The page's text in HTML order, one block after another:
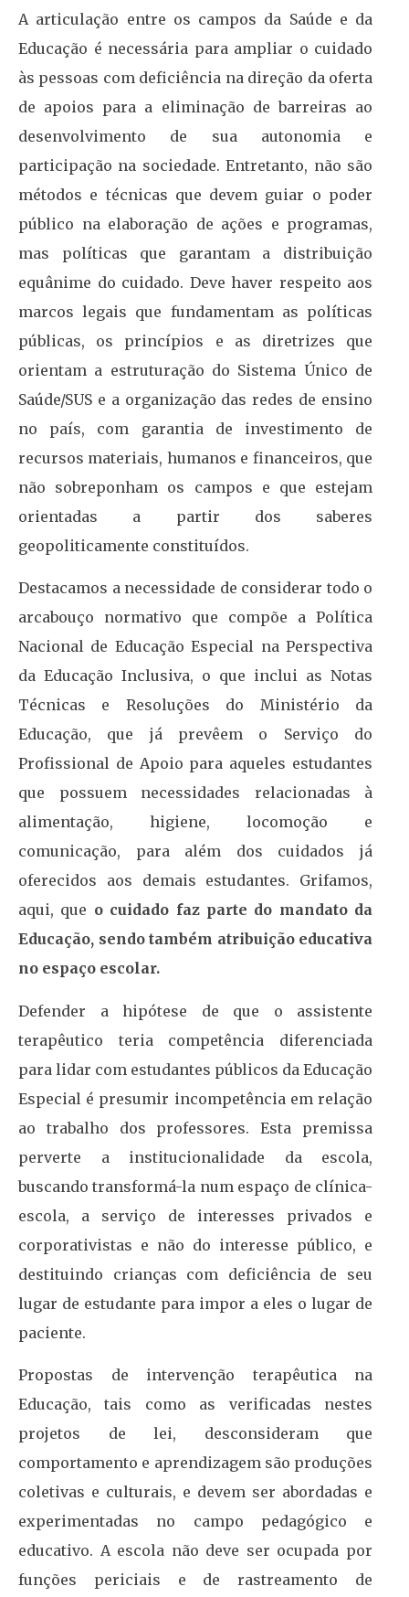
A articulação entre os campos da Saúde e da
Educação é necessária para ampliar o cuidado
às pessoas com deficiência na direção da oferta
de apoios para a eliminação de barreiras ao
desenvolvimento de sua autonomia e
participação na sociedade. Entretanto, não são
métodos e técnicas que devem guiar o poder
público na elaboração de ações e programas,
mas políticas que garantam a distribuição
equânime do cuidado. Deve haver respeito aos
marcos legais que fundamentam as políticas
públicas, os princípios e as diretrizes que
orientam a estruturação do Sistema Único de
Saúde/SUS e a organização das redes de ensino
no país, com garantia de investimento de
recursos materiais, humanos e financeiros, que
não sobreponham os campos e que estejam
orientadas a partir dos saberes
geopoliticamente constituídos.
Destacamos a necessidade de considerar todo o
arcabouço normativo que compõe a Política
Nacional de Educação Especial na Perspectiva
da Educação Inclusiva, o que inclui as Notas
Técnicas e Resoluções do Ministério da
Educação, que já prevêem o Serviço do
Profissional de Apoio para aqueles estudantes
que possuem necessidades relacionadas à
alimentação, higiene, locomoção e
comunicação, para além dos cuidados já
oferecidos aos demais estudantes. Grifamos,
aqui, que o cuidado faz parte do mandato da
Educação, sendo também atribuição educativa
no espaço escolar.
Defender a hipótese de que o assistente
terapêutico teria competência diferenciada
para lidar com estudantes públicos da Educação
Especial é presumir incompetência em relação
ao trabalho dos professores. Esta premissa
perverte a institucionalidade da escola,
buscando transformá-la num espaço de clínica-
escola, a serviço de interesses privados e
corporativistas e não do interesse público, e
destituindo crianças com deficiência de seu
lugar de estudante para impor a eles o lugar de
paciente.
Propostas de intervenção terapêutica na
Educação, tais como as verificadas nestes
projetos de lei, desconsideram que
comportamento e aprendizagem são produções
coletivas e culturais, e devem ser abordadas e
experimentadas no campo pedagógico e
educativo. A escola não deve ser ocupada por
funções periciais e de rastreamento de